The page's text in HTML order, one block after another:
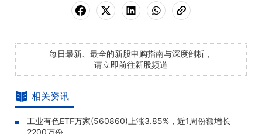
每日最新、最全的新股申购指南与深度剖析，
请立即前往新股频道
相关资讯
工业有色ETF万家(560860)上涨3.85%，近1周份额增长
2200万份